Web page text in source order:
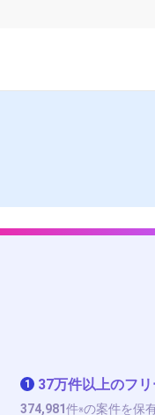
1 37万件以上のフ
374,981件※の案件を保